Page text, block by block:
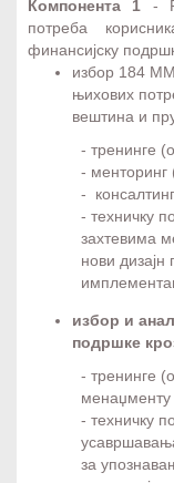
Компонента 1 -
потреба
финансијску
избор 184
њихових
вештина и
- тренинге
- менторинг
-
- техничку
захтевима
нови
избор и
подршке
- тренинге
менаџменту
- техничку
за